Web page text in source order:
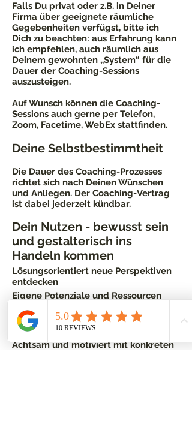
Falls Du privat oder z.B. in Deiner
Firma über geeignete räumliche
Gegebenheiten verfügst, bitte ich
Dich zu beachten: aus Erfahrung kann
ich empfehlen, auch räumlich aus
Deinem gewohnten „System“ für die
Dauer der Coaching-Sessions
auszusteigen.
Auf Wunsch können die Coaching-
Sessions auch gerne per Telefon,
Zoom, Facetime, WebEx stattfinden.
Deine Selbstbestimmtheit
Die Dauer des Coaching-Prozesses
richtet sich nach Deinen Wünschen
und Anliegen. Der Coaching-Vertrag
ist dabei jederzeit kündbar.
Dein Nutzen - bewusst sein
und gestalterisch ins
Handeln kommen
Lösungsorientiert neue Perspektiven
entdecken
Eigene Potenziale und Ressourcen
Veränderung selbstverantwortlich
gestalten und aktiv mitfließen
Achtsam und motiviert mit konkreten